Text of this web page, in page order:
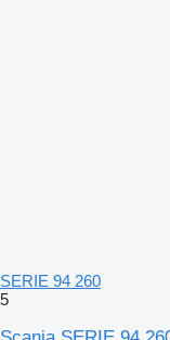
SERIE 94 260
5